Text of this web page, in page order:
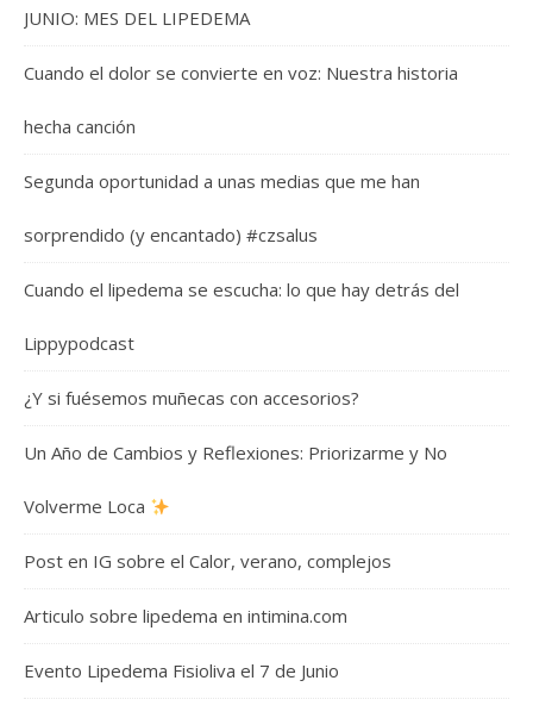
JUNIO: MES DEL LIPEDEMA
Cuando el dolor se convierte en voz: Nuestra historia
hecha canción
Segunda oportunidad a unas medias que me han
sorprendido (y encantado) #czsalus
Cuando el lipedema se escucha: lo que hay detrás del
Lippypodcast
¿Y si fuésemos muñecas con accesorios?
Un Año de Cambios y Reflexiones: Priorizarme y No
Volverme Loca
Post en IG sobre el Calor, verano, complejos
Articulo sobre lipedema en intimina.com
Evento Lipedema Fisioliva el 7 de Junio